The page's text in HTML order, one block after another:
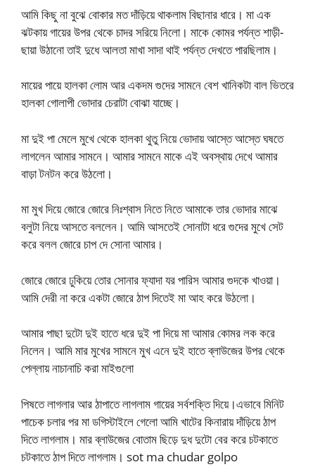
আমি কিছু না বুঝে বোকার মত দাঁড়িয়ে থাকলাম বিছানার ধারে। মা এক
ঝটকায় গায়ের উপর থেকে চাদর সরিয়ে নিলো। মাকে কোমর পর্যন্ত শাড়ী-
ছায়া উঠানো তাই দুধে আলতা মাখা সাদা থাই পর্যন্ত দেখতে পারছিলাম।
মায়ের পায়ে হালকা লোম আর একদম গুদের সামনে বেশ খানিকটা বাল ভিতরে
হালকা গোলাপী ভোদার চেরাটা বোঝা যাচ্ছে।
মা দুই পা মেলে মুখে থেকে হালকা থুতু নিয়ে ভোদায় আস্তে আস্তে ঘষতে
লাগলেন আমার সামনে। আমার সামনে মাকে এই অবস্থায় দেখে আমার
বাড়া টনটন করে উঠলো।
মা মুখ দিয়ে জোরে জোরে নিঃশ্বাস নিতে নিতে আমাকে তার ভোদার মাঝে
বলুটা নিয়ে আসতে বললেন। আমি আসতেই সোনাটা ধরে গুদের মুখে সেট
করে বলল জোরে চাপ দে সোনা আমার।
জোরে জোরে ঢুকিয়ে তোর সোনার ফ্যাদা যর পারিস আমার গুদকে খাওয়া।
আমি দেরী না করে একটা জোরে ঠাপ দিতেই মা আহ করে উঠলো।
আমার পাছা দুটো দুই হাতে ধরে দুই পা দিয়ে মা আমার কোমর লক করে
নিলেন। আমি মার মুখের সামনে মুখ এনে দুই হাতে ব্লাউজের উপর থেকে
পেল্লায় নাচানাচি করা মাইগুলো
পিষতে লাগলার আর ঠাপাতে লাগলাম গায়ের সর্বশক্তি দিয়ে।এভাবে মিনিট
পাচেক চলার পর মা ডগিস্টাইলে গেলো আমি খাটের কিনারায় দাঁড়িয়ে ঠাপ
দিতে লাগলাম। মার ব্লাউজের বোতাম ছিড়ে দুধ দুটো বের করে চটকাতে
চটকাতে ঠাপ দিতে লাগলাম। sot ma chudar golpo